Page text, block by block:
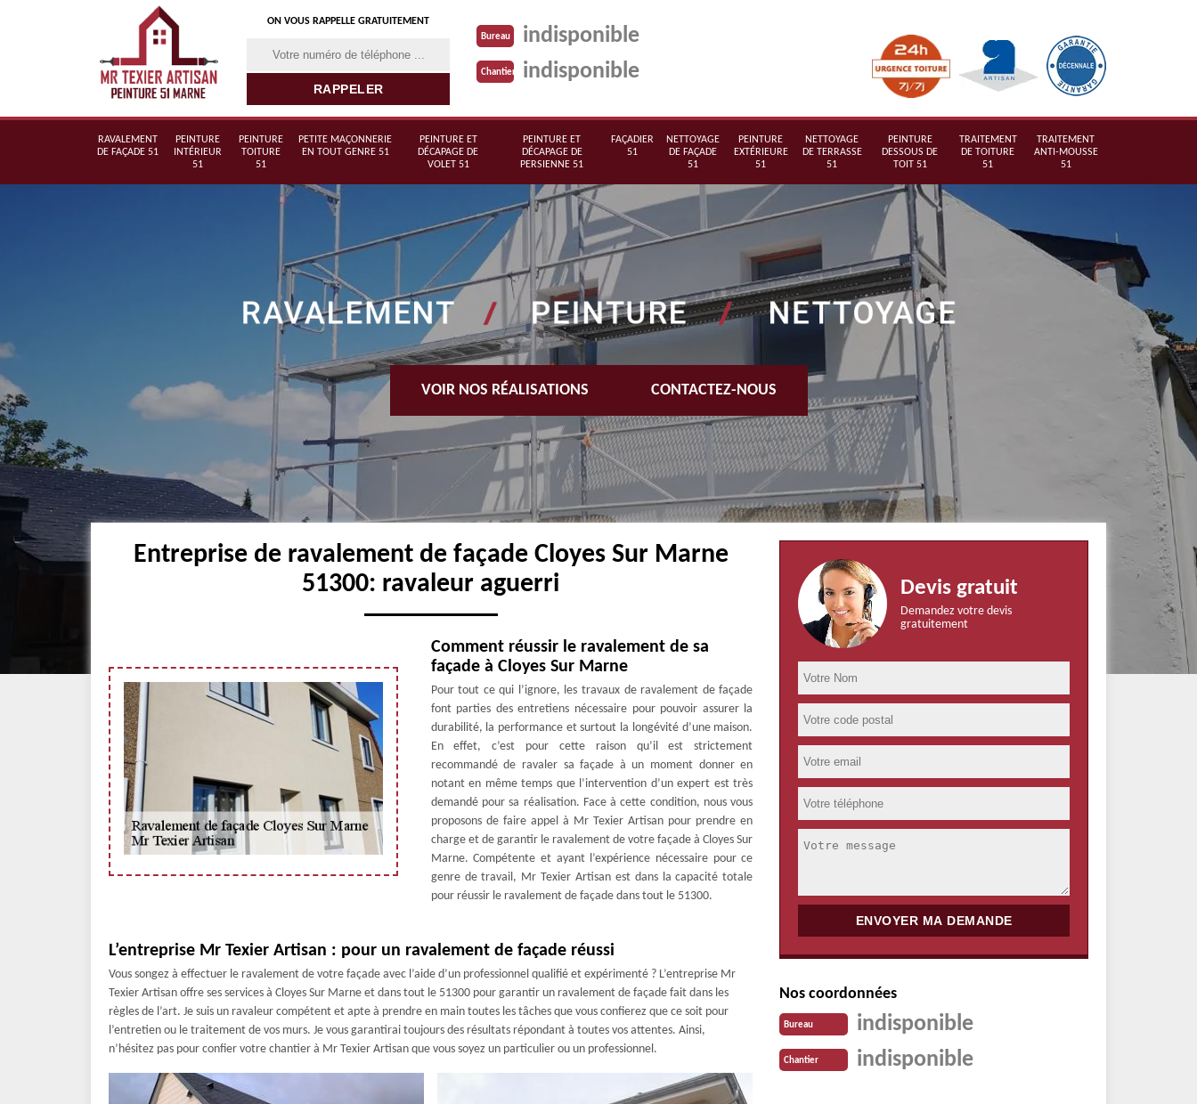
ON VOUS RAPPELLE GRATUITEMENT
Bureau indisponible
Chantier indisponible
RAVALEMENT
DE FAÇADE 51
PEINTURE
INTÉRIEUR
51
PEINTURE
TOITURE
51
PETITE MAÇONNERIE
EN TOUT GENRE 51
PEINTURE ET
DÉCAPAGE DE
VOLET 51
PEINTURE ET
DÉCAPAGE DE
PERSIENNE 51
FAÇADIER
51
NETTOYAGE
DE FAÇADE
51
PEINTURE
EXTÉRIEURE
51
NETTOYAGE
DE TERRASSE
51
PEINTURE
DESSOUS DE
TOIT 51
TRAITEMENT
DE TOITURE
51
TRAITEMENT
ANTI-MOUSSE
51
VOIR NOS RÉALISATIONS CONTACTEZ-NOUS
Entreprise de ravalement de façade Cloyes Sur Marne
51300: ravaleur aguerri
Comment réussir le ravalement de sa
façade à Cloyes Sur Marne
Pour tout ce qui l’ignore, les travaux de ravalement de façade
font parties des entretiens nécessaire pour pouvoir assurer la
durabilité, la performance et surtout la longévité d’une maison.
En effet, c’est pour cette raison qu’il est strictement
recommandé de ravaler sa façade à un moment donner en
notant en même temps que l’intervention d’un expert est très
demandé pour sa réalisation. Face à cette condition, nous vous
proposons de faire appel à Mr Texier Artisan pour prendre en
charge et de garantir le ravalement de votre façade à Cloyes Sur
Marne. Compétente et ayant l’expérience nécessaire pour ce
genre de travail, Mr Texier Artisan est dans la capacité totale
pour réussir le ravalement de façade dans tout le 51300.
L’entreprise Mr Texier Artisan : pour un ravalement de façade réussi
Vous songez à effectuer le ravalement de votre façade avec l’aide d’un professionnel qualifié et expérimenté ? L’entreprise Mr
Texier Artisan offre ses services à Cloyes Sur Marne et dans tout le 51300 pour garantir un ravalement de façade fait dans les
règles de l’art. Je suis un ravaleur compétent et apte à prendre en main toutes les tâches que vous confierez que ce soit pour
l’entretien ou le traitement de vos murs. Je vous garantirai toujours des résultats répondant à toutes vos attentes. Ainsi,
n’hésitez pas pour confier votre chantier à Mr Texier Artisan que vous soyez un particulier ou un professionnel.
Devis gratuit
Demandez votre devis
gratuitement
Nos coordonnées
Bureau indisponible
Chantier indisponible